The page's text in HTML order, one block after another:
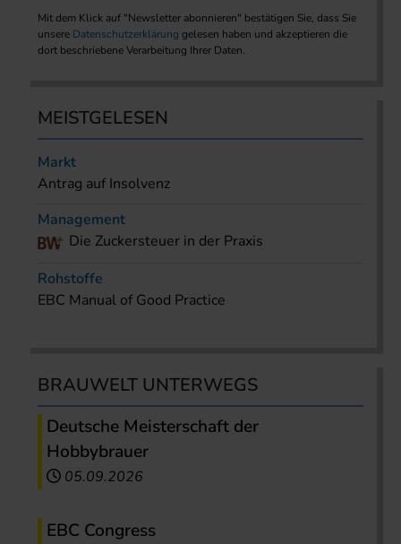
Mit dem Klick auf "Newsletter abonnieren" bestätigen Sie, dass Sie
unsere Datenschutzerklärung gelesen haben und akzeptieren die
dort beschriebene Verarbeitung Ihrer Daten.
MEISTGELESEN
Markt
Antrag auf Insolvenz
Management
Die Zuckersteuer in der Praxis
Rohstoffe
EBC Manual of Good Practice
BRAUWELT UNTERWEGS
Deutsche Meisterschaft der
Hobbybrauer
05.09.2026
EBC Congress